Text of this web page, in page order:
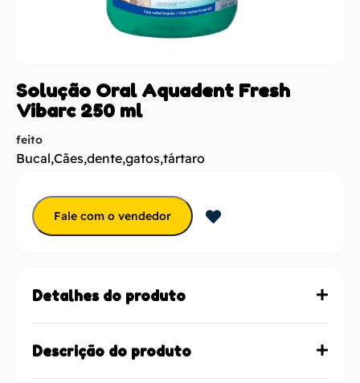
Solução Oral Aquadent Fresh
Vibarc 250 ml
feito
Bucal,Cães,dente,gatos,tártaro
Fale com o vendedor
Detalhes do produto
Descrição do produto